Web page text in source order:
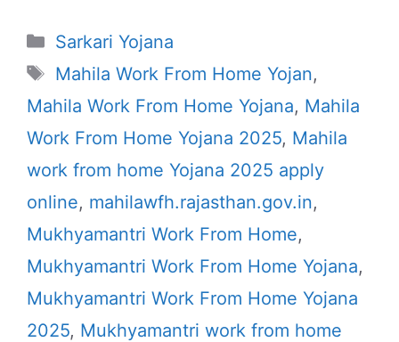
Categories
Sarkari Yojana
Tags
Mahila Work From Home Yojan,
Mahila Work From Home Yojana, Mahila
Work From Home Yojana 2025, Mahila
work from home Yojana 2025 apply
online, mahilawfh.rajasthan.gov.in,
Mukhyamantri Work From Home,
Mukhyamantri Work From Home Yojana,
Mukhyamantri Work From Home Yojana
2025, Mukhyamantri work from home